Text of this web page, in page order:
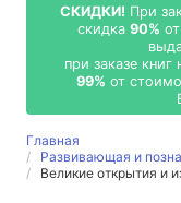
СКИДКИ! При
скидка 90%
при заказе
99% от
Главная
Развивающая и
Великие открытия и